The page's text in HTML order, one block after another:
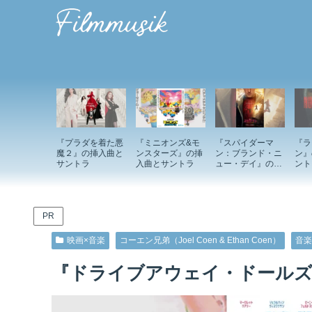
『プラダを着た悪
魔２』の挿入曲と
サントラ
『ミニオンズ&モ
ンスターズ』の挿
入曲とサントラ
『スパイダーマ
ン：ブランド・ニ
ュー・デイ』の挿
『
ン
ン
PR
映画×音楽 コーエン兄弟（Joel Coen & Ethan Coen） 音
『ドライブアウェイ・ドール